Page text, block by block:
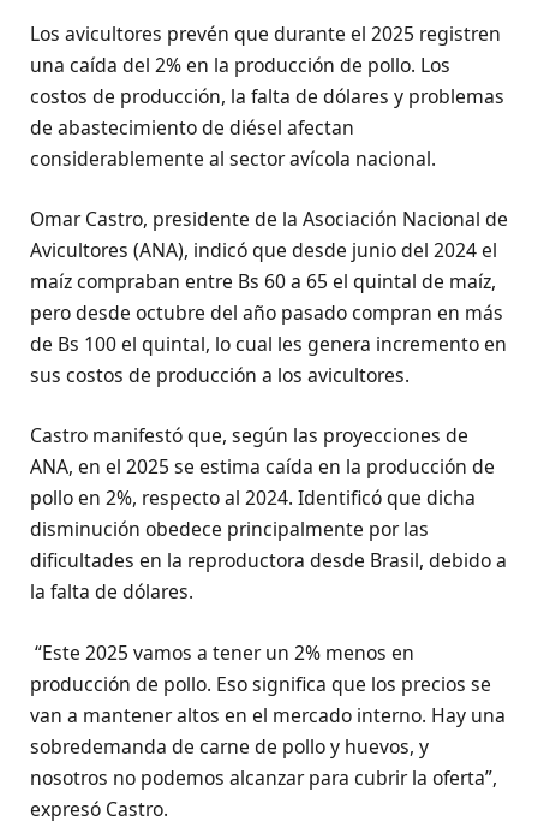
Los avicultores prevén que durante el 2025 registren
una caída del 2% en la producción de pollo. Los
costos de producción, la falta de dólares y problemas
de abastecimiento de diésel afectan
considerablemente al sector avícola nacional.
Omar Castro, presidente de la Asociación Nacional de
Avicultores (ANA), indicó que desde junio del 2024 el
maíz compraban entre Bs 60 a 65 el quintal de maíz,
pero desde octubre del año pasado compran en más
de Bs 100 el quintal, lo cual les genera incremento en
sus costos de producción a los avicultores.
Castro manifestó que, según las proyecciones de
ANA, en el 2025 se estima caída en la producción de
pollo en 2%, respecto al 2024. Identificó que dicha
disminución obedece principalmente por las
dificultades en la reproductora desde Brasil, debido a
la falta de dólares.
“Este 2025 vamos a tener un 2% menos en
producción de pollo. Eso significa que los precios se
van a mantener altos en el mercado interno. Hay una
sobredemanda de carne de pollo y huevos, y
nosotros no podemos alcanzar para cubrir la oferta”,
expresó Castro.